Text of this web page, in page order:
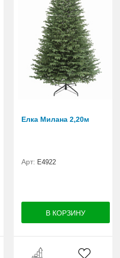
Елка Милана 2,20м
Арт: Е4922